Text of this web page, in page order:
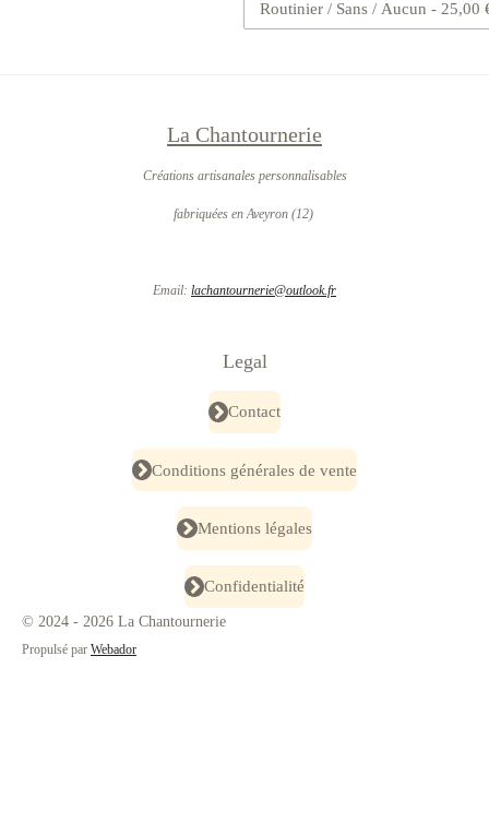
La Chantournerie
Créations artisanales personnalisables
fabriquées en Aveyron (12)
Email: lachantournerie@outlook.fr
Legal
Contact
Conditions générales de vente
Mentions légales
Confidentialité
© 2024 - 2026 La Chantournerie
Propulsé par Webador